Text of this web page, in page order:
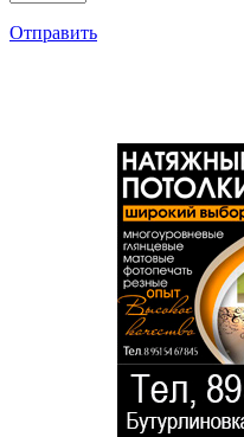
Отправить